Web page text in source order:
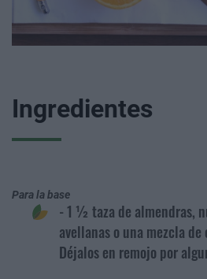
Ingredientes
Para la base
- 1 ½ taza de almendras,
avellanas o una mezcla de
Déjalos en remojo por